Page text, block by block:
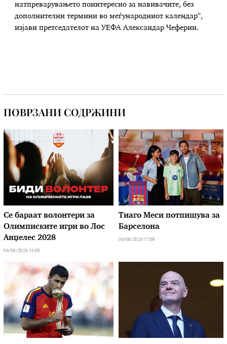
натпреварувањето поинтересно за навивачите, без
дополнителни термини во меѓународниот календар“,
изјави претседателот на УЕФА Александар Чеферин.
ПОВРЗАНИ СОДРЖИНИ
Се бараат волонтери за
Олимписките игри во Лос
Анџелес 2028
06/08/2026 19:08
Тиаго Меси потпишува за
Барселона
06/08/2026 17:08